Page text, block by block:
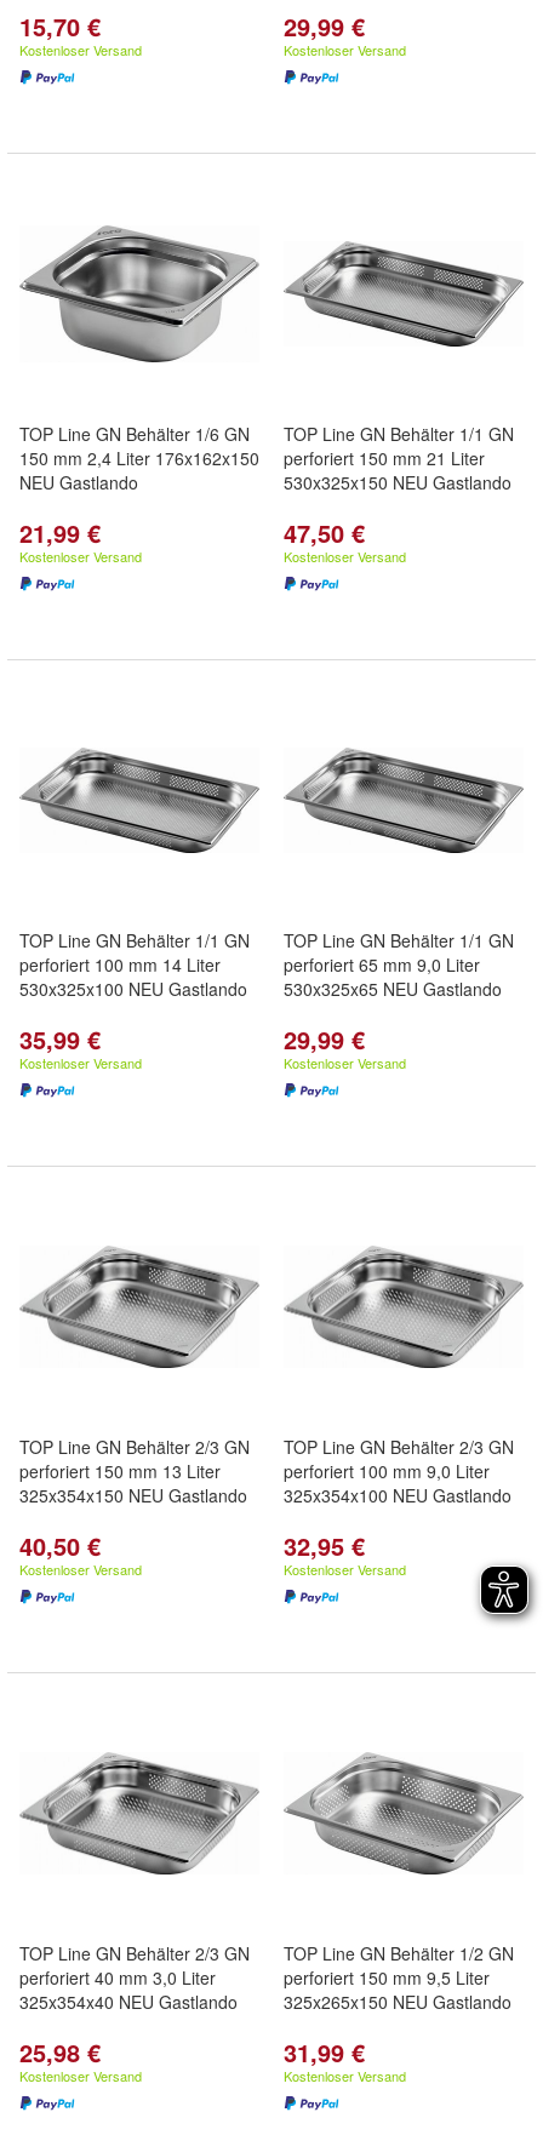
15,70 €
Kostenloser Versand
29,99 €
Kostenloser Versand
TOP Line GN Behälter 1/6 GN
150 mm 2,4 Liter 176x162x150
NEU Gastlando
21,99 €
Kostenloser Versand
TOP Line GN Behälter 1/1 GN
perforiert 150 mm 21 Liter
530x325x150 NEU Gastlando
47,50 €
Kostenloser Versand
TOP Line GN Behälter 1/1 GN
perforiert 100 mm 14 Liter
530x325x100 NEU Gastlando
35,99 €
Kostenloser Versand
TOP Line GN Behälter 1/1 GN
perforiert 65 mm 9,0 Liter
530x325x65 NEU Gastlando
29,99 €
Kostenloser Versand
TOP Line GN Behälter 2/3 GN
perforiert 150 mm 13 Liter
325x354x150 NEU Gastlando
40,50 €
Kostenloser Versand
TOP Line GN Behälter 2/3 GN
perforiert 100 mm 9,0 Liter
325x354x100 NEU Gastlando
32,95 €
Kostenloser Versand
TOP Line GN Behälter 2/3 GN
perforiert 40 mm 3,0 Liter
325x354x40 NEU Gastlando
25,98 €
Kostenloser Versand
TOP Line GN Behälter 1/2 GN
perforiert 150 mm 9,5 Liter
325x265x150 NEU Gastlando
31,99 €
Kostenloser Versand